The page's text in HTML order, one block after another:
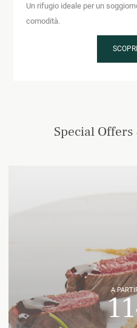
Un rifugio ideale per un
comodità.
Special
A